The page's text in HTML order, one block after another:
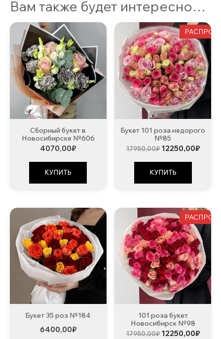
Вам также будет интересно…
Сборный букет в
Новосибирске №606
4070,00₽
КУПИТЬ
Букет 101 роза недорого
№85
17950,00₽
составляла
17950,00₽.
12250,00₽
КУПИТЬ
Букет 35 роз №184
6400,00₽
101 роза букет
Новосибирск №98
17950,00₽ 12250,00₽